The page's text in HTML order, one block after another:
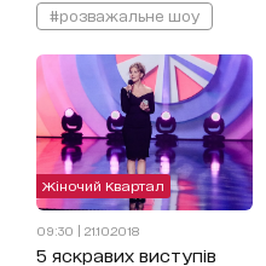
#розважальне шоу
Жіночий Квартал
09:30 | 21.10.2018
5 яскравих виступів